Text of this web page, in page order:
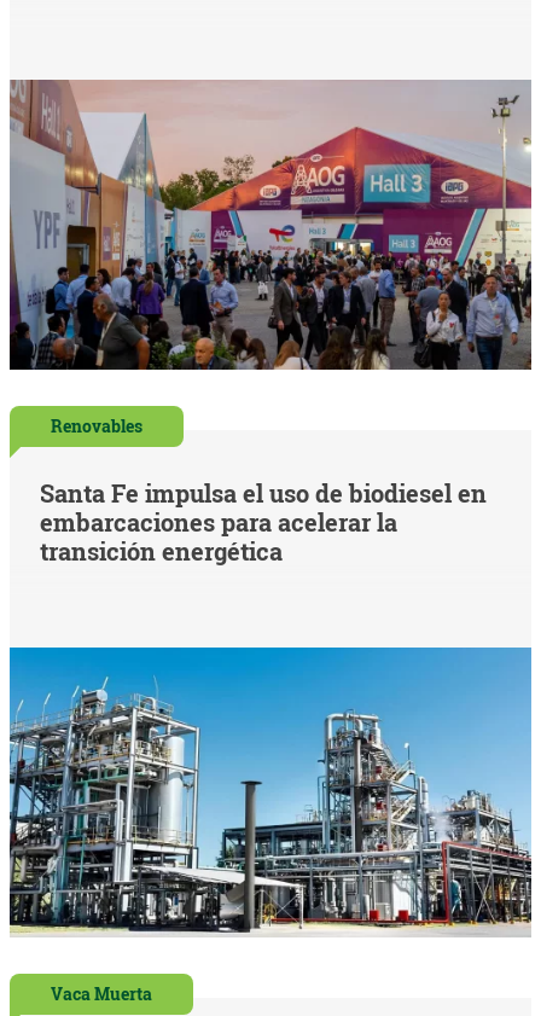
Renovables
Santa Fe impulsa el uso de biodiesel en
embarcaciones para acelerar la
transición energética
Vaca Muerta